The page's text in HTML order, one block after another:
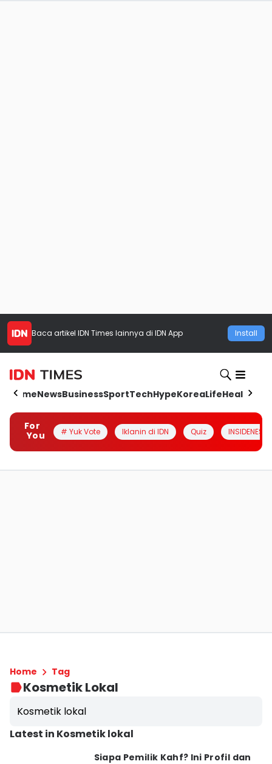
Baca artikel IDN Times lainnya di IDN App Install
HomeNewsBusinessSportTechHypeKoreaLifeHealth
For
You
# Yuk Vote Iklanin di IDN Quiz INSIDENESIA
Home Tag
Kosmetik Lokal
Kosmetik lokal
Latest in Kosmetik lokal
Siapa Pemilik Kahf? Ini Profil dan